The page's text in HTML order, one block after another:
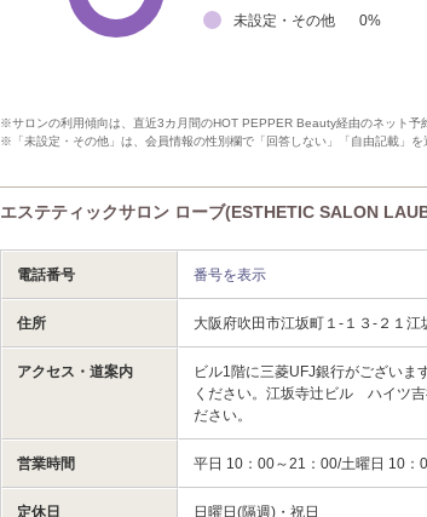
未設定・その他
0%
※サロンの利用傾向は、直近3カ月間のHOT PEPPER Beauty経由のネット予
※「未設定・その他」は、会員情報の性別欄で「回答しない」「自由記載」を
エステティックサロン ローブ(ESTHETIC SALON
電話番号 番号を表示
住所 大阪府吹田市江坂町１-１３-２１
アクセス・道案内
ビル1階に三菱UFJ銀行がございま
ください。江坂寺辻ビル ハイツ
ださい。
営業時間 平日 10：00～21：00/土曜日 10
定休日 日曜日(隔週)・祝日